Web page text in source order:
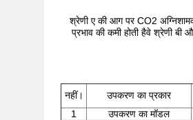
श्रेणी ए की आग पर CO2
प्रभाव की कमी होती हैवे श्रेणी
नहीं। उपकरण का प्रकार
1
उपकरण का मॉडल